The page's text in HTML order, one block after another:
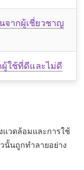
จากผู้เชี่ยวชาญ
ผู้ใช้ที่ดีและไม่ดี
วดล้อมและการใช้
นั้นถูกทำลายอย่าง